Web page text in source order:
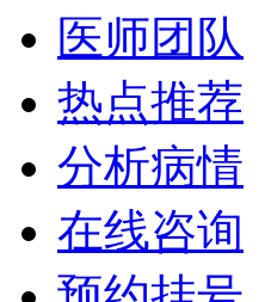
医师团队
热点推荐
分析病情
在线咨询